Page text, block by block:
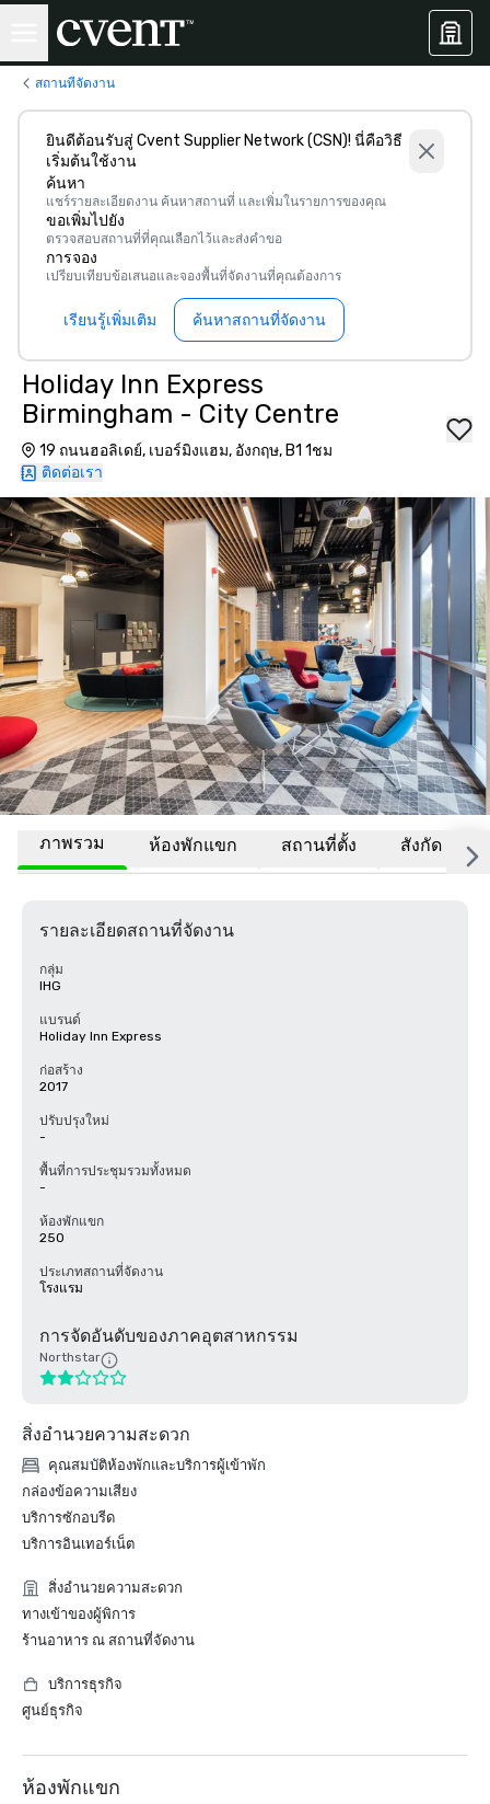
สถานที่จัดงาน
ยินดีต้อนรับสู่ Cvent Supplier Network (CSN)! นี่คือวิธี
เริ่มต้นใช้งาน
ค้นหา
แชร์รายละเอียดงาน ค้นหาสถานที่ และเพิ่มในรายการของคุณ
ขอเพิ่มไปยัง
ตรวจสอบสถานที่ที่คุณเลือกไว้และส่งคำขอ
การจอง
เปรียบเทียบข้อเสนอและจองพื้นที่จัดงานที่คุณต้องการ
เรียนรู้เพิ่มเติม ค้นหาสถานที่จัดงาน
Holiday Inn Express
Birmingham - City Centre
19 ถนนฮอลิเดย์, เบอร์มิงแฮม, อังกฤษ, B1 1ชม
ติดต่อเรา
ภาพรวม ห้องพักแขก สถานที่ตั้ง สังกัด
รายละเอียดสถานที่จัดงาน
กลุ่ม
IHG
แบรนด์
Holiday Inn Express
ก่อสร้าง
2017
ปรับปรุงใหม่
-
พื้นที่การประชุมรวมทั้งหมด
-
ห้องพักแขก
250
ประเภทสถานที่จัดงาน
โรงแรม
การจัดอันดับของภาคอุตสาหกรรม
Northstar
สิ่งอำนวยความสะดวก
คุณสมบัติห้องพักและบริการผู้เข้าพัก
กล่องข้อความเสียง
บริการซักอบรีด
บริการอินเทอร์เน็ต
สิ่งอำนวยความสะดวก
ทางเข้าของผู้พิการ
ร้านอาหาร ณ สถานที่จัดงาน
บริการธุรกิจ
ศูนย์ธุรกิจ
ห้องพักแขก